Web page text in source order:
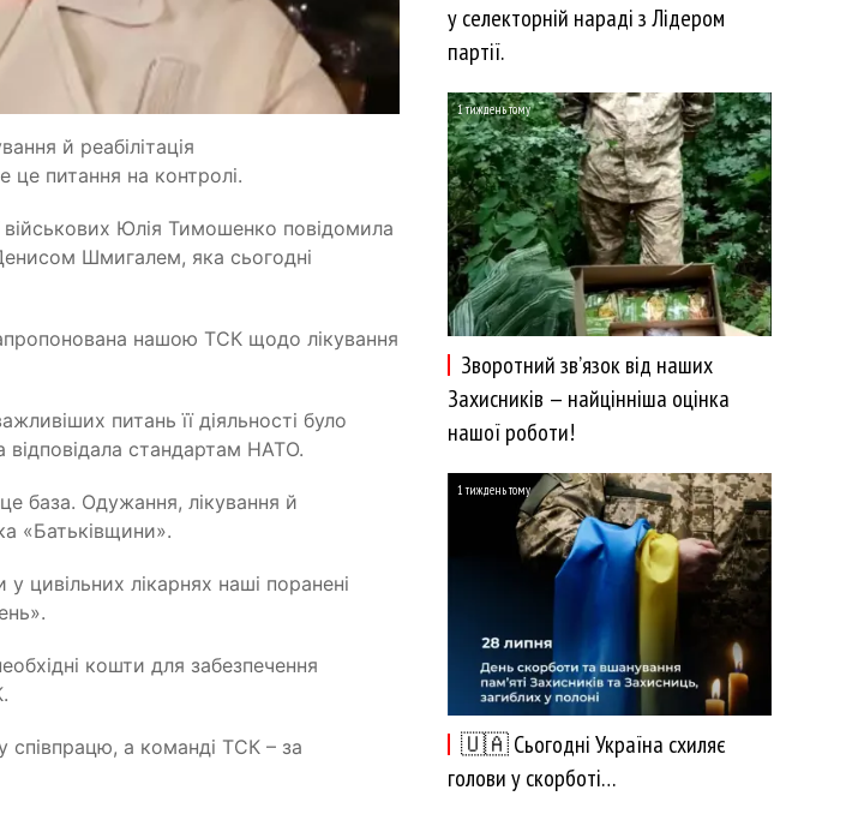
й реабілітація
це питання на контролі.
військових Юлія Тимошенко повідомила
Шмигалем, яка сьогодні
нашою ТСК щодо лікування
питань її діяльності було
відповідала стандартам НАТО.
база. Одужання, лікування й
«Батьківщини».
цивільних лікарнях наші поранені
кошти для забезпечення
а команді ТСК – за
у селекторній нараді з Лідером
партії.
1 тиждень тому
Зворотний зв’язок від наших
Захисників — найцінніша оцінка
нашої роботи!
1 тиждень тому
🇺🇦 Сьогодні Україна схиляє
голови у скорботі…